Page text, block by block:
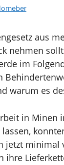
aus
nehmen
im
warum es
in Minen
jetzt
ihre